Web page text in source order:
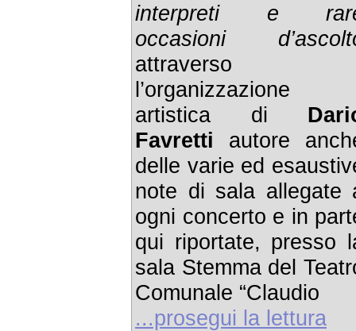
interpreti e
occasioni
attraverso
l’organizzazione
artistica di
Favretti autore
delle varie ed
note di sala allegate
ogni concerto e in
qui riportate, presso
sala Stemma del
Comunale “Claudio
...prosegui la lettura